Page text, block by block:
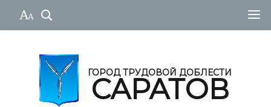
ГОРОД ТРУДОВОЙ ДОБЛЕСТИ
САРАТОВ